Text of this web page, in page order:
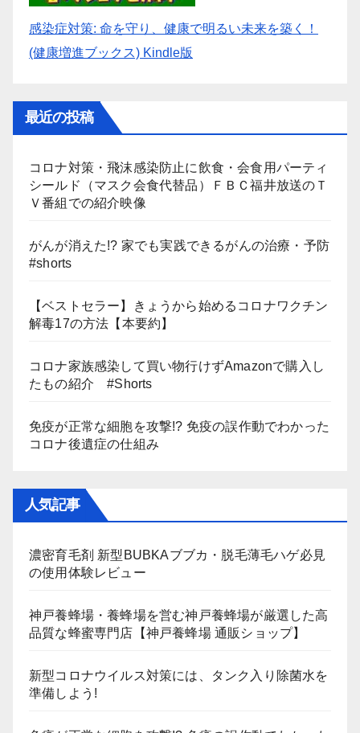
感染症対策: 命を守り、健康で明るい未来を築く！
(健康増進ブックス) Kindle版
最近の投稿
コロナ対策・飛沫感染防止に飲食・会食用パーティ
シールド（マスク会食代替品）ＦＢＣ福井放送のＴ
Ｖ番組での紹介映像
がんが消えた!? 家でも実践できるがんの治療・予防
#shorts
【ベストセラー】きょうから始めるコロナワクチン
解毒17の方法【本要約】
コロナ家族感染して買い物行けずAmazonで購入し
たもの紹介 #Shorts
免疫が正常な細胞を攻撃!? 免疫の誤作動でわかった
コロナ後遺症の仕組み
人気記事
濃密育毛剤 新型BUBKAブブカ・脱毛薄毛ハゲ必見
の使用体験レビュー
神戸養蜂場・養蜂場を営む神戸養蜂場が厳選した高
品質な蜂蜜専門店【神戸養蜂場 通販ショップ】
新型コロナウイルス対策には、タンク入り除菌水を
準備しよう!